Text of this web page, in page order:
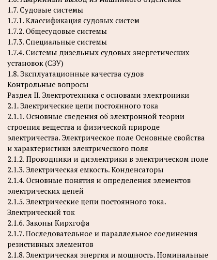
1.7. Судовые системы
1.7.1. Классификация судовых систем
1.7.2. Общесудовые системы
1.7.3. Специальные системы
1.7.4. Системы дизельных судовых энергетических
установок (СЭУ)
1.8. Эксплуатационные качества судов
Контрольные вопросы
Раздел II. Электротехника с основами электроники
2.1. Электрические цепи постоянного тока
2.1.1. Основные сведения об электронной теории
строения вещества и физической природе
электричества. Электрическое поле Основные свойства
и характеристики электрического поля
2.1.2. Проводники и диэлектрики в электрическом поле
2.1.3. Электрическая емкость. Конденсаторы
2.1.4. Основные понятия и определения элементов
электрических цепей
2.1.5. Электрические цепи постоянного тока.
Электрический ток
2.1.6. Законы Кирхгофа
2.1.7. Последовательное и параллельное соединения
резистивных элементов
2.1.8. Электрическая энергия и мощность. Номинальные